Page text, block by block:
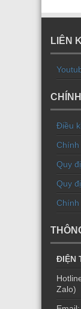
LIÊN
Điều
Chính
Quy
Quy
Chính
ĐIỆN
Zalo)